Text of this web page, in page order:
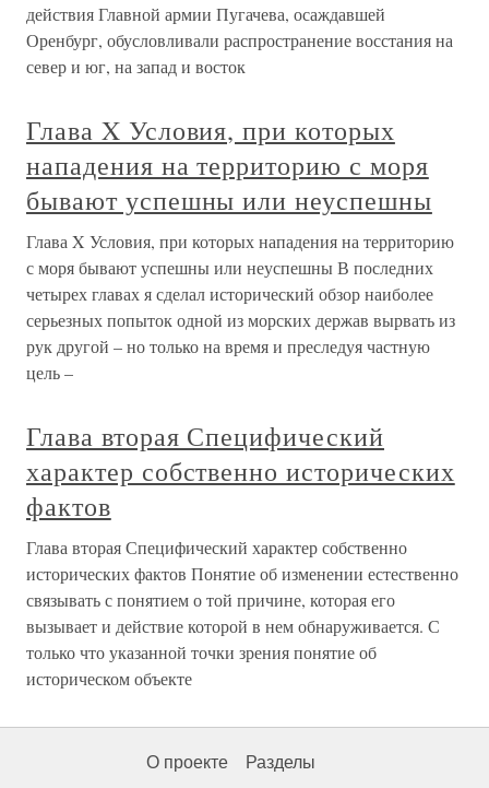
действия Главной армии Пугачева, осаждавшей
Оренбург, обусловливали распространение восстания на
север и юг, на запад и восток
Глава X Условия, при которых
нападения на территорию с моря
бывают успешны или неуспешны
Глава X Условия, при которых нападения на территорию
с моря бывают успешны или неуспешны В последних
четырех главах я сделал исторический обзор наиболее
серьезных попыток одной из морских держав вырвать из
рук другой – но только на время и преследуя частную
цель –
Глава вторая Специфический
характер собственно исторических
фактов
Глава вторая Специфический характер собственно
исторических фактов Понятие об изменении естественно
связывать с понятием о той причине, которая его
вызывает и действие которой в нем обнаруживается. С
только что указанной точки зрения понятие об
историческом объекте
О проекте Разделы